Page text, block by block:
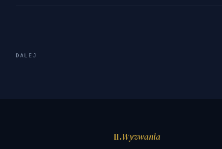
DALEJ
II.Wyzwania